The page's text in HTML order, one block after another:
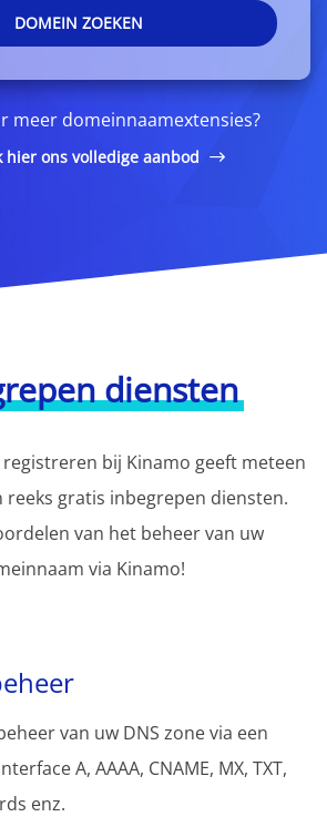
DOMEIN ZOEKEN
meer domeinnaamextensies?
hier ons volledige aanbod
diensten
bij Kinamo geeft meteen
gratis inbegrepen diensten.
van het beheer van uw
via Kinamo!
van uw DNS zone via een
A, AAAA, CNAME, MX, TXT,
enz.